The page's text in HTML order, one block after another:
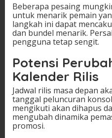
Beberapa pesaing
untuk menarik pemain
langkah ini dapat
dan bundel menarik.
pengguna tetap sengit.
Potensi
Kalender Rilis
Jadwal rilis masa depan
tanggal peluncuran
mengikuti akan dihapus
mengubah dinamika
promosi.